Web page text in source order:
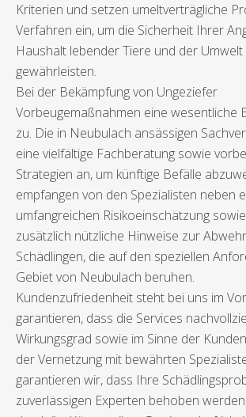
Kriterien und setzen umeltverträgliche
Verfahren ein, um die Sicherheit Ihrer
Haushalt lebender Tiere und der Umwelt
gewährleisten.
Bei der Bekämpfung von Ungeziefer
Vorbeugemaßnahmen eine wesentliche
zu. Die in Neubulach ansässigen
eine vielfältige Fachberatung sowie
Strategien an, um künftige Befälle
empfangen von den Spezialisten neben
umfangreichen Risikoeinschätzung
zusätzlich nützliche Hinweise zur
Schädlingen, die auf den speziellen
Gebiet von Neubulach beruhen.
Kundenzufriedenheit steht bei uns im
garantieren, dass die Services
Wirkungsgrad sowie im Sinne der
der Vernetzung mit bewährten
garantieren wir, dass Ihre
zuverlässigen Experten behoben